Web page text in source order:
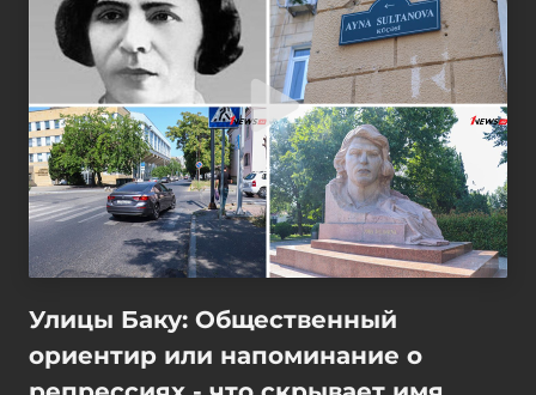
Улицы Баку: Общественный
ориентир или напоминание о